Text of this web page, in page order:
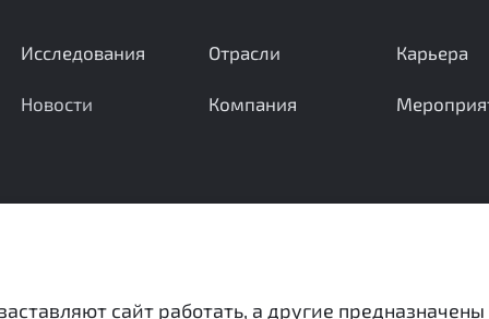
Исследования
Новости
Отрасли
Компания
Карьера
сайт работать, а другие